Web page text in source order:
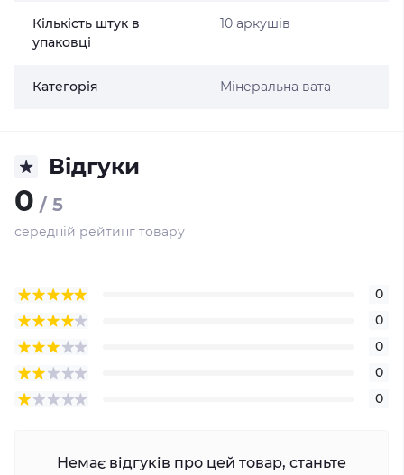
Кількість штук в
упаковці
10 аркушів
Категорія Мінеральна вата
Відгуки
0 / 5
середній рейтинг товару
0
0
0
0
0
Немає відгуків про цей товар, станьте